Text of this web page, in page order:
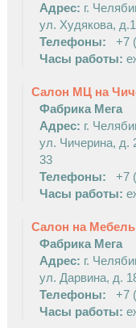
Адрес: г.
ул. Худякова,
Телефоны:
+7
Часы работы:
Салон МЦ на
Фабрика Мега
Адрес: г.
ул. Чичерина, д.
33
Телефоны:
+7
Часы работы:
Салон на
Фабрика Мега
Адрес: г.
ул. Дарвина, д.
Телефоны:
+7
Часы работы: